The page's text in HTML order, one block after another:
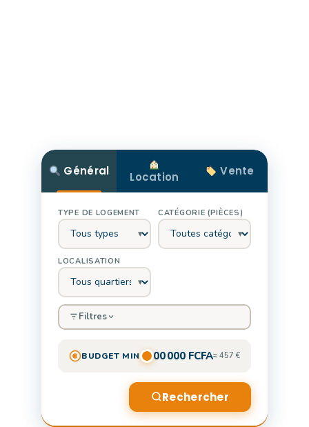
Général Location Vente
TYPE DE LOGEMENT CATÉGORIE (PIÈCES)
LOCALISATION
Filtres
BUDGET MIN 300 000 FCFA≈ 457 €
Rechercher